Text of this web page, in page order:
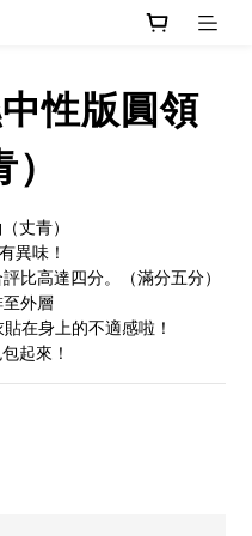
性版圓領
丈青）
異味！
比高達四分。（滿分五分）
外層
在身上的不適感啦！
起來！